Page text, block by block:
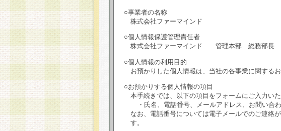
○事業者の名称
株式会社ファーマインド
○個人情報保護管理責任者
株式会社ファーマインド 管理本部 総務部長
○個人情報の利用目的
お預かりした個人情報は、当社の各事業に関する
○お預かりする個人情報の項目
本手続きでは、以下の項目をフォームにご入力いた
・氏名、電話番号、メールアドレス、お問い合
なお、電話番号については電子メールでのご連絡
す。